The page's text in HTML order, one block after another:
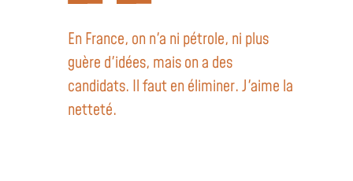
En France, on n'a ni pétrole, ni plus
guère d'idées, mais on a des
candidats. Il faut en éliminer. J'aime la
netteté.